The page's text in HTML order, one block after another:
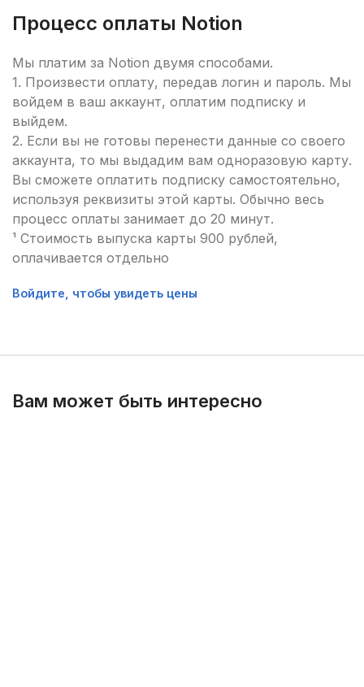
Процесс оплаты Notion
Мы платим за Notion двумя способами.
1. Произвести оплату, передав логин и пароль. Мы
войдем в ваш аккаунт, оплатим подписку и
выйдем.
2. Если вы не готовы перенести данные со своего
аккаунта, то мы выдадим вам одноразовую карту.
Вы сможете оплатить подписку самостоятельно,
используя реквизиты этой карты. Обычно весь
процесс оплаты занимает до 20 минут.
¹ Стоимость выпуска карты 900 рублей,
оплачивается отдельно
Войдите, чтобы увидеть цены
Вам может быть интересно